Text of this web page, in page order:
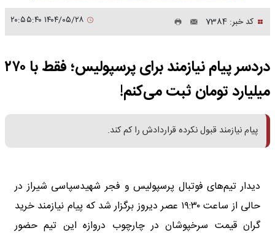
کد خبر: 7384
دردسر پیام نیازمند برای پرسپولیس؛ فقط با ۲۷۰
میلیارد تومان ثبت می‌کنم!
پیام نیازمند قبول نکرده قراردادش را کم کند.
دیدار تیم‌های فوتبال پرسپولیس و فجر شهیدسپاسی شیراز در
حالی از ساعت ۱۹:۳۰ عصر دیروز برگزار شد که پیام نیازمند خرید
گران قیمت سرخپوشان در چارچوب دروازه این تیم حضور